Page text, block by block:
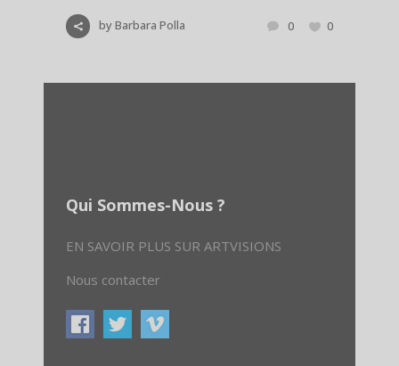
byBarbara Polla 0 0
Qui Sommes-Nous ?
EN SAVOIR PLUS SUR ARTVISIONS
Nous contacter